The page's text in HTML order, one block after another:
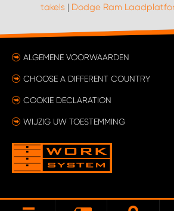
takels | Dodge Ram
ALGEMENE VOORWAARDEN
CHOOSE A DIFFERENT COUNTRY
COOKIE DECLARATION
WIJZIG UW TOESTEMMING
WORK SYSTEM UITHOORN
WORK SYSTEM WILLEMSTAD
WORK SYSTEM ZWARTEBROEK